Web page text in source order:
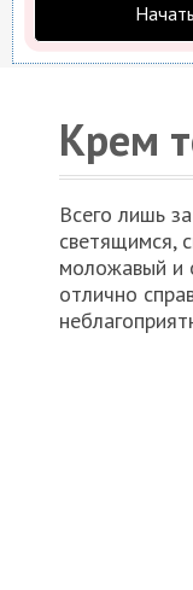
Крем
Всего лишь
светящимся,
моложавый и
отлично